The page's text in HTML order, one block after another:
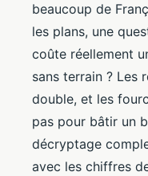
beaucoup de
les plans, une
coûte réellement
sans terrain ? Les
double, et les
pas pour bâtir un
décryptage
avec les chiffres